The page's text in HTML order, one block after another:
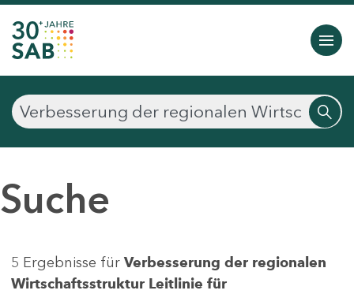
Suche
5 Ergebnisse für Verbesserung der regionalen
Wirtschaftsstruktur Leitlinie für